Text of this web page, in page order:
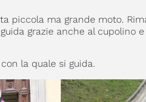
piccola ma grande moto.
grazie anche al cupolino
la quale si guida.